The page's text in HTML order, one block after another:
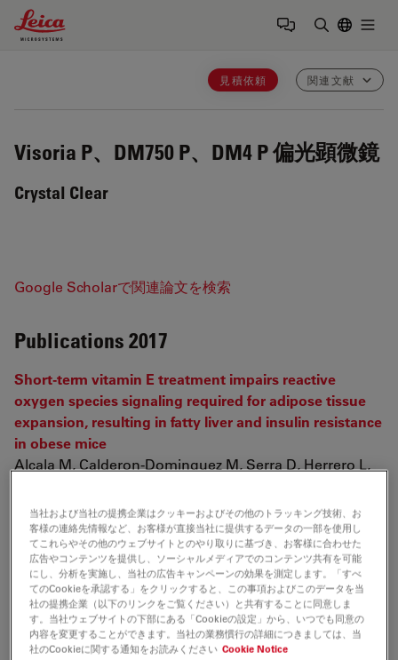
Leica Microsystems Logo
見積依頼 関連文献
Visoria P、DM750 P、DM4 P偏光顕微鏡
Crystal Clear
Google Scholarで関連論文を検索
Publications 2017
Short-term vitamin E treatment impairs reactive
oxygen species signaling required for adipose tissue
expansion, resulting in fatty liver and insulin resistance
in obese mice
Alcala M, Calderon-Dominguez M, Serra D, Herrero L,
PLOS ONE
2017 vol: 12 (10) pp: e0186579
Continuous microfiber drawing by interfacial charge
complexation between anionic cellulose nanofibers
and cationic chitosan
Grande R, Trovatti E, Carvalho A, Gandini A, Krywka C,
et. al.
当社および当社の提携企業はクッキーおよびその他のトラッキング技術、お
客様の連絡先情報など、お客様が直接当社に提供するデータの一部を使用し
てこれらやその他のウェブサイトとのやり取りに基づき、お客様に合わせた
広告やコンテンツを提供し、ソーシャルメディアでのコンテンツ共有を可能
にし、分析を実施し、当社の広告キャンペーンの効果を測定します。「すべ
てのCookieを承認する」をクリックすると、この事項およびこのデータを当
社の提携企業（以下のリンクをご覧ください）と共有することに同意しま
す。当社ウェブサイトの下部にある「Cookieの設定」から、いつでも同意の
内容を変更することができます。当社の業務慣行の詳細につきましては、当
社のCookieに関する通知をお読みください Cookie Notice